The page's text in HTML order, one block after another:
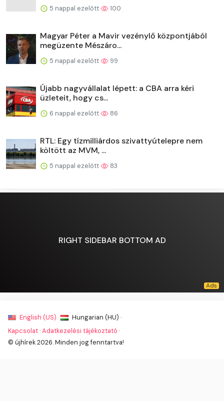
5 nappal ezelőtt 100
Magyar Péter a Mavir vezénylő központjából
megüzente Mészáro...
5 nappal ezelőtt 99
Újabb nagyvállalat lépett: a CBA arra kéri
üzleteit, hogy cs...
6 nappal ezelőtt 86
RTL: Egy tízmilliárdos szivattyútelepre nem
költött az MVM, ...
5 nappal ezelőtt 83
RIGHT SIDEBAR BOTTOM AD
English (US) ·
Hungarian (HU) ·
Kapcsolat ·Adatkezelési tájékoztató ·
© újhírek 2026. Minden jog fenntartva!